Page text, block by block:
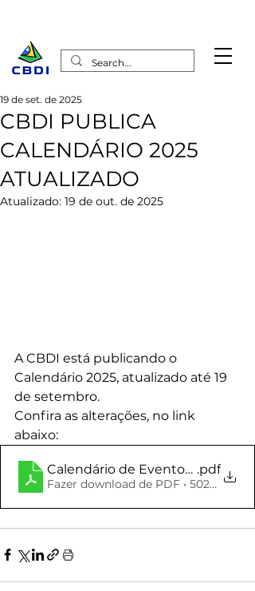
CBDI PUBLICA
CALENDÁRIO 2025
ATUALIZADO
19 de set. de 2025
Atualizado: 19 de out. de 2025
A CBDI está publicando o
Calendário 2025, atualizado até 19
de setembro.
Confira as alterações, no link
abaixo:
Calendário de Eventos 2025
.pdf
Fazer download de PDF • 502KB